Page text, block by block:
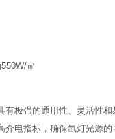
㎡
极强的通用性、灵活性
电指标，确保氙灯光源的